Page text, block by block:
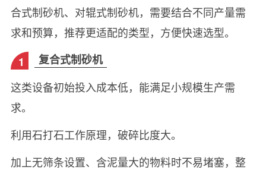
合式制砂机、对辊式制砂机，需要结合不同产量需
求和预算，推荐更适配的类型，方便快速选型。
1
复合式制砂机
这类设备初始投入成本低，能满足小规模生产需
求。
利用石打石工作原理，破碎比度大。
加上无筛条设置、含泥量大的物料时不易堵塞，整